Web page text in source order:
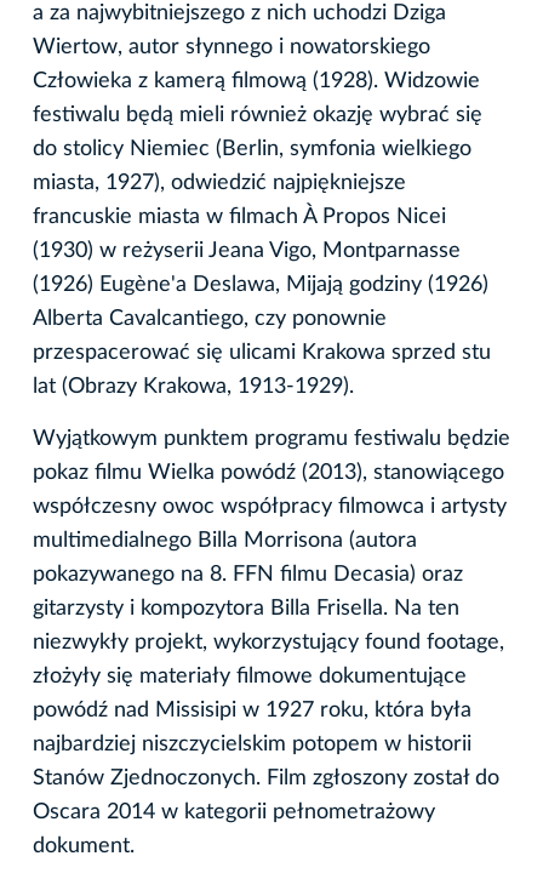
a za najwybitniejszego z nich uchodzi Dziga
Wiertow, autor słynnego i nowatorskiego
Człowieka z kamerą filmową (1928). Widzowie
festiwalu będą mieli również okazję wybrać się
do stolicy Niemiec (Berlin, symfonia wielkiego
miasta, 1927), odwiedzić najpiękniejsze
francuskie miasta w filmach À Propos Nicei
(1930) w reżyserii Jeana Vigo, Montparnasse
(1926) Eugène'a Deslawa, Mijają godziny (1926)
Alberta Cavalcantiego, czy ponownie
przespacerować się ulicami Krakowa sprzed stu
lat (Obrazy Krakowa, 1913-1929).
Wyjątkowym punktem programu festiwalu będzie
pokaz filmu Wielka powódź (2013), stanowiącego
współczesny owoc współpracy filmowca i artysty
multimedialnego Billa Morrisona (autora
pokazywanego na 8. FFN filmu Decasia) oraz
gitarzysty i kompozytora Billa Frisella. Na ten
niezwykły projekt, wykorzystujący found footage,
złożyły się materiały filmowe dokumentujące
powódź nad Missisipi w 1927 roku, która była
najbardziej niszczycielskim potopem w historii
Stanów Zjednoczonych. Film zgłoszony został do
Oscara 2014 w kategorii pełnometrażowy
dokument.